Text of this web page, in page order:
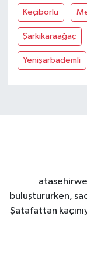
Keçiborlu
Şarkikaraağaç
Yenişarbademli
buluştururken,
Şatafattan